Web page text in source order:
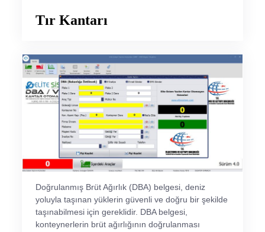
Tır Kantarı
Doğrulanmış Brüt Ağırlık (DBA) belgesi, deniz
yoluyla taşınan yüklerin güvenli ve doğru bir şekilde
taşınabilmesi için gereklidir. DBA belgesi,
konteynerlerin brüt ağırlığının doğrulanması